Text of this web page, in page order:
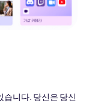
습니다. 당신은 당신